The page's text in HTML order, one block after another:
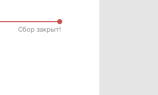
Cбор закрыт!